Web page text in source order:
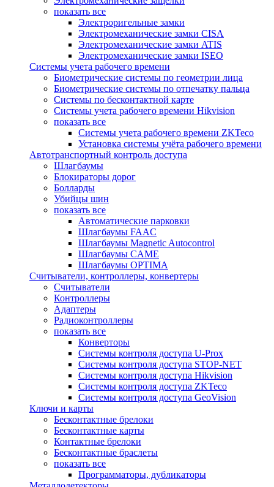
показать все
Электроригельные замки
Электромеханические замки CISA
Электромеханические замки ATIS
Электромеханические замки ISEO
Системы учета рабочего времени
Биометрические системы по геометрии лица
Биометрические системы по отпечатку пальца
Системы по бесконтактной карте
Системы учета рабочего времени Hikvision
показать все
Системы учета рабочего времени ZKTeco
Установка системы учёта рабочего времени
Автотранспортный контроль доступа
Шлагбаумы
Блокираторы дорог
Болларды
Убийцы шин
показать все
Автоматические парковки
Шлагбаумы FAAC
Шлагбаумы Magnetic Autocontrol
Шлагбаумы CAME
Шлагбаумы OPTIMA
Считыватели, контроллеры, конвертеры
Считыватели
Контроллеры
Адаптеры
Радиоконтроллеры
показать все
Конверторы
Системы контроля доступа U-Prox
Системы контроля доступа STOP-NET
Системы контроля доступа Hikvision
Системы контроля доступа ZKTeco
Системы контроля доступа GeoVision
Ключи и карты
Бесконтактные брелоки
Бесконтактные карты
Контактные брелоки
Бесконтактные браслеты
показать все
Программаторы, дубликаторы